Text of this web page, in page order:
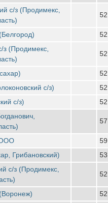
с/з (Продимекс,
52
з (Продимекс,
52
с/з)
с/з)
Грибановский)
с/з (Продимекс,